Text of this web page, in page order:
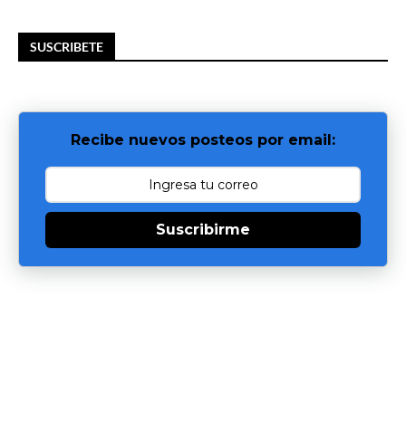
SUSCRIBETE
Recibe nuevos posteos por email:
Suscribirme